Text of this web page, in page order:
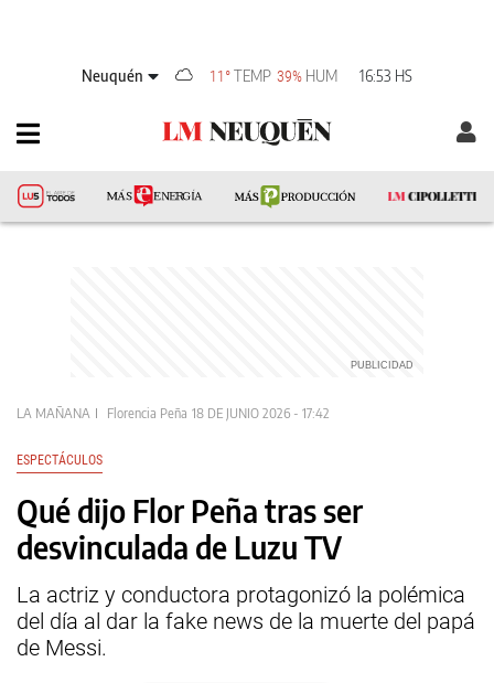
Neuquén 11°TEMP 39% HUM 16:53 HS
LA MAÑANA Florencia Peña 18 DE JUNIO 2026 - 17:42
ESPECTÁCULOS
Qué dijo Flor Peña tras ser
desvinculada de Luzu TV
La actriz y conductora protagonizó la polémica
del día al dar la fake news de la muerte del papá
de Messi.